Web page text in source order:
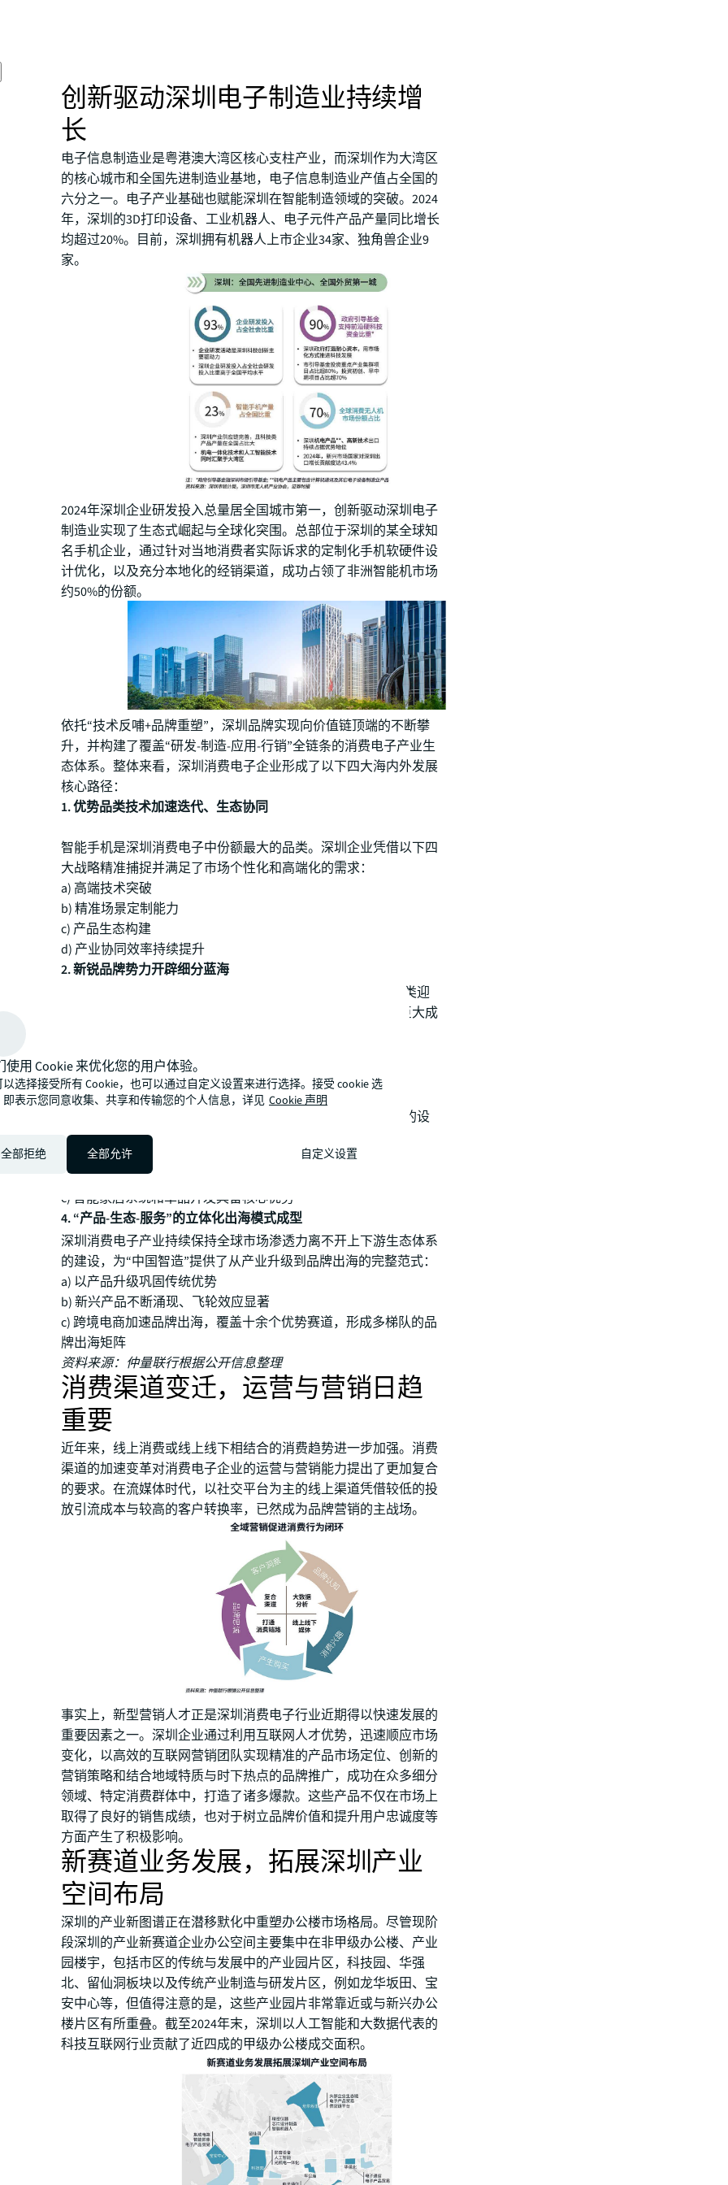
创新驱动深圳电子制造业持续增
长
电子信息制造业是粤港澳大湾区核心支柱产业，而深圳作为大湾区
的核心城市和全国先进制造业基地，电子信息制造业产值占全国的
六分之一。电子产业基础也赋能深圳在智能制造领域的突破。2024
年，深圳的3D打印设备、工业机器人、电子元件产品产量同比增长
均超过20%。目前，深圳拥有机器人上市企业34家、独角兽企业9
家。
2024年深圳企业研发投入总量居全国城市第一，创新驱动深圳电子
制造业实现了生态式崛起与全球化突围。总部位于深圳的某全球知
名手机企业，通过针对当地消费者实际诉求的定制化手机软硬件设
计优化，以及充分本地化的经销渠道，成功占领了非洲智能机市场
约50%的份额。
依托“技术反哺+品牌重塑”，深圳品牌实现向价值链顶端的不断攀
升，并构建了覆盖“研发-制造-应用-行销”全链条的消费电子产业生
态体系。整体来看，深圳消费电子企业形成了以下四大海内外发展
核心路径：
1. 优势品类技术加速迭代、生态协同
智能手机是深圳消费电子中份额最大的品类。深圳企业凭借以下四
大战略精准捕捉并满足了市场个性化和高端化的需求：
a) 高端技术突破
b) 精准场景定制能力
c) 产品生态构建
d) 产业协同效率持续提升
2. 新锐品牌势力开辟细分蓝海
在“长尾需求+技术跨界”驱动下，深圳消费电子企业开发新品类迎
合新兴消费需求，开辟百亿级新蓝海，并在海内外市场获得巨大成
b) 智能化宠物产品
3. 产业链赋能传统产品升级
依托“技术反哺+品牌重塑”，深圳消费电子企业实现向价值链的设
计端和市场端攀升，实现附加价值的显著提升：
a) 智能小家虑品牌化发展
b) 多品类便扒式按摩仪市场份额领先
c) 智能家居系统和单品开发具备核心优势
4. “产品-生态-服务”的立体化出海模式成型
深圳消费电子产业持续保持全球市场渗透力离不开上下游生态体系
的建设，为“中国智造”提供了从产业升级到品牌出海的完整范式：
a) 以产品升级巩固传统优势
b) 新兴产品不断涌现、飞轮效应显著
c) 跨境电商加速品牌出海，覆盖十余个优势赛道，形成多梯队的品
牌出海矩阵
资料来源：仲量联行根据公开信息整理
消费渠道变迁，运营与营销日趋
重要
近年来，线上消费或线上线下相结合的消费趋势进一步加强。消费
渠道的加速变革对消费电子企业的运营与营销能力提出了更加复合
的要求。在流媒体时代，以社交平台为主的线上渠道凭借较低的投
放引流成本与较高的客户转换率，已然成为品牌营销的主战场。
事实上，新型营销人才正是深圳消费电子行业近期得以快速发展的
重要因素之一。深圳企业通过利用互联网人才优势，迅速顺应市场
变化，以高效的互联网营销团队实现精准的产品市场定位、创新的
营销策略和结合地域特质与时下热点的品牌推广，成功在众多细分
领域、特定消费群体中，打造了诸多爆款。这些产品不仅在市场上
取得了良好的销售成绩，也对于树立品牌价值和提升用户忠诚度等
方面产生了积极影响。
新赛道业务发展，拓展深圳产业
空间布局
深圳的产业新图谱正在潜移默化中重塑办公楼市场格局。尽管现阶
段深圳的产业新赛道企业办公空间主要集中在非甲级办公楼、产业
园楼宇，包括市区的传统与发展中的产业园片区，科技园、华强
北、留仙洞板块以及传统产业制造与研发片区，例如龙华坂田、宝
安中心等，但值得注意的是，这些产业园片非常靠近或与新兴办公
楼片区有所重叠。截至2024年末，深圳以人工智能和大数据代表的
科技互联网行业贡献了近四成的甲级办公楼成交面积。
使用 Cookie 来优化您的用户体验。
选择接受所有 Cookie，也可以通过自定义设置来进行选择。接受 cookie 选
即表示您同意收集、共享和传输您的个人信息，详见 Cookie 声明
全部拒绝 全部允许 自定义设置